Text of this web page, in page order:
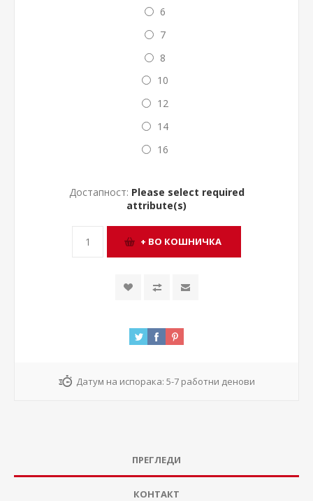
6
7
8
10
12
14
16
Достапност: Please select required
attribute(s)
Датум на испорака: 5-7 работни денови
ПРЕГЛЕДИ
КОНТАКТ